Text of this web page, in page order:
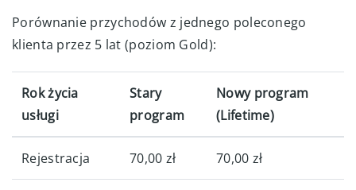
Porównanie przychodów z jednego poleconego
klienta przez 5 lat (poziom Gold):
Rok życia
usługi
Stary
program
Nowy program
(Lifetime)
Rejestracja 70,00 zł 70,00 zł